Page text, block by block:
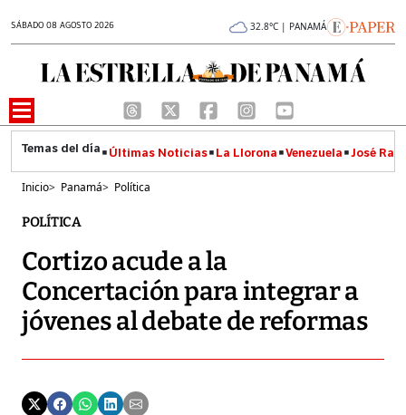
SÁBADO 08 AGOSTO 2026 32.8°C | PANAMÁ
Últimas Noticias La Llorona Venezuela José
Inicio> Panamá> Política
POLÍTICA
Cortizo acude a la
Concertación para integrar a
jóvenes al debate de reformas